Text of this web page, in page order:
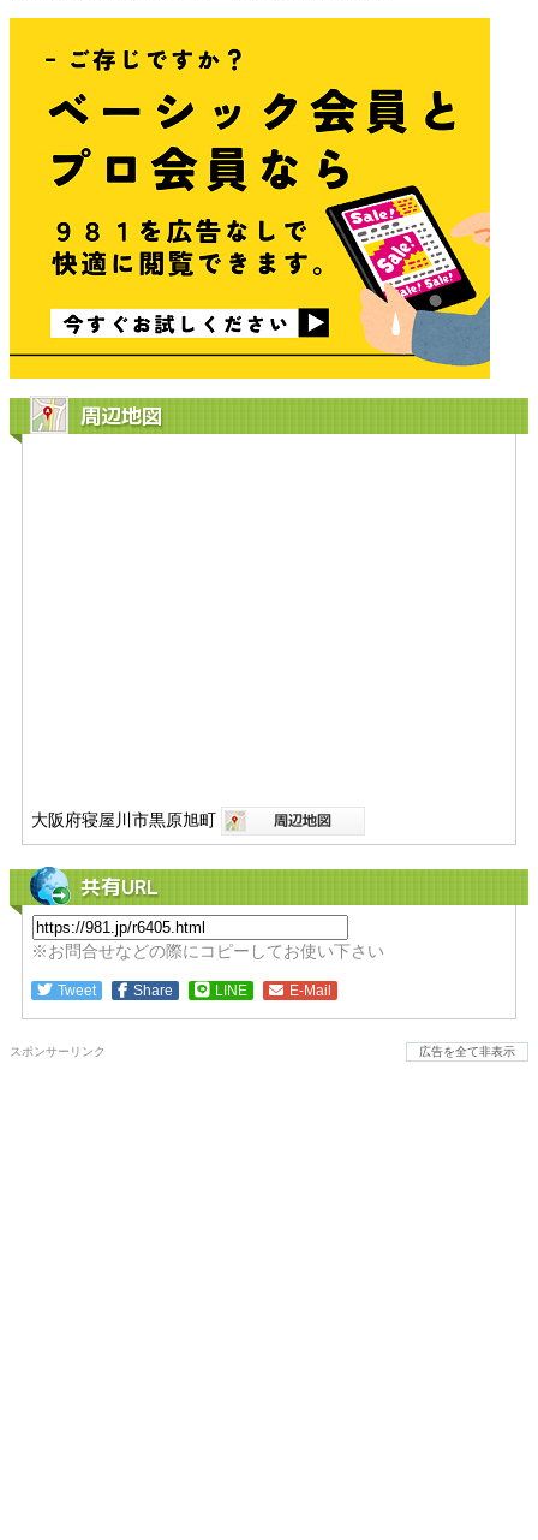
周辺地図
大阪府寝屋川市黒原旭町
共有URL
※お問合せなどの際にコピーしてお使い下さい
Tweet Share LINE E-Mail
スポンサーリンク 広告を全て非表示